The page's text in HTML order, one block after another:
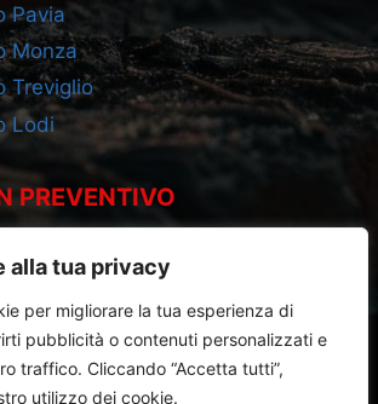
alla tua privacy
per migliorare la tua esperienza di
pubblicità o contenuti personalizzati e
traffico. Cliccando “Accetta tutti”,
utilizzo dei cookie.
Pavia
Monza
Treviglio
Lodi
PREVENTIVO